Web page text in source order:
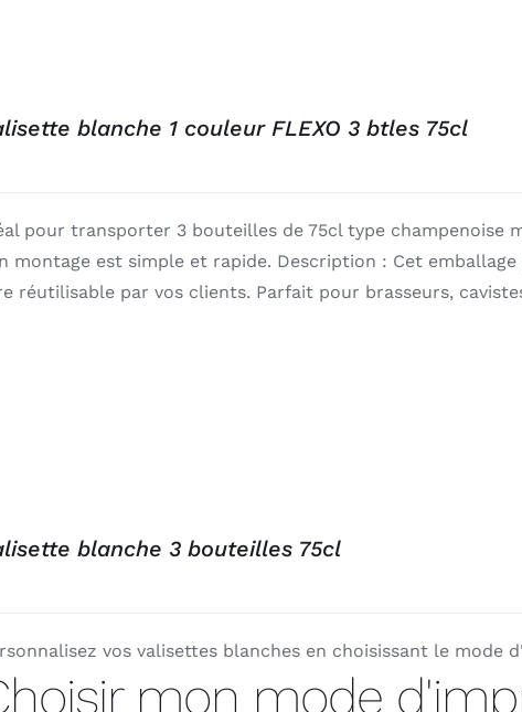
blanche 1 couleur FLEXO 3 btles 75cl
pour transporter 3 bouteilles de 75cl type champenoise
montage est simple et rapide. Description : Cet
réutilisable par vos clients. Parfait pour brasseurs,
blanche 3 bouteilles 75cl
vos valisettes blanches en choisissant le mode
mon mode